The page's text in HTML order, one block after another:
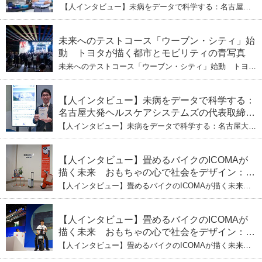
締役社長・瀧本陽介 【下】「人生80年の暇つ
ぶし」を着実に：理系ニートが挑むヘルスケア
【人インタビュー】未病をデータで科学する：名古屋大
挑むヘルスケア標準化と海外戦略
未来へのテストコース「ウーブン・シティ」始
動 トヨタが描く都市とモビリティの青写真
未来へのテストコース「ウーブン・シティ」始動 トヨタ
【人インタビュー】未病をデータで科学する：
名古屋大発ヘルスケアシステムズの代表取締役
社長・瀧本陽介 郵送検査で挑む健康の未来
【人インタビュー】未病をデータで科学する：名古屋大発
【人インタビュー】畳めるバイクのICOMAが
描く未来 おもちゃの心で社会をデザイン：株
式会社ICOMAの代表取締役・生駒崇光
（下）おもちゃで社会を変える、「トイボック
【人インタビュー】畳めるバイクのICOMAが描く未来
イボックス」というデザインメソッド
【人インタビュー】畳めるバイクのICOMAが
描く未来 おもちゃの心で社会をデザイン：株
式会社ICOMAの代表取締役・生駒崇光
（上）「変形」に魅せられたデザイナーの軌
【人インタビュー】畳めるバイクのICOMAが描く未来